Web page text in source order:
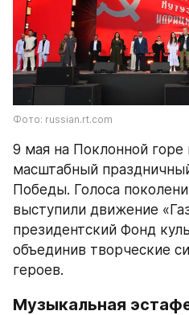
Фото: russian.rt.com
9 мая на Поклонной горе
масштабный
Победы. Голоса
выступили движение
президентский Фонд
объединив творческие
героев.
Музыкальная